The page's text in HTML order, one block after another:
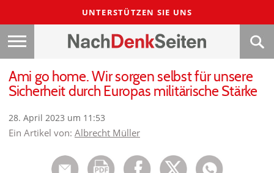
UNTERSTÜTZEN SIE UNS
Ami go home. Wir sorgen selbst für unsere
Sicherheit durch Europas militärische Stärke
28. April 2023 um 11:53
Ein Artikel von: Albrecht Müller